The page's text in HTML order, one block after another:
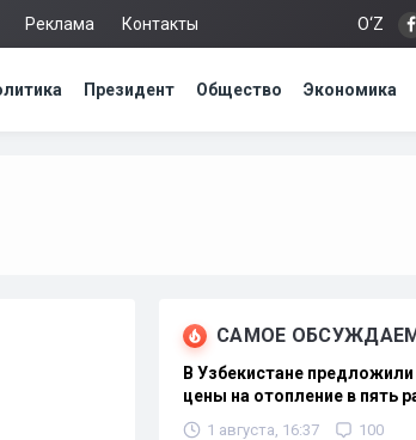
Реклама Контакты O‘Z
Президент Общество Экономика
САМОЕ
В Узбекистане
цены на отопление в пять
1 августа, 16:37 100